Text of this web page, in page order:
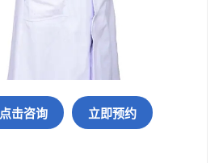
点击咨询 立即预约